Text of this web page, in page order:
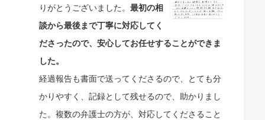
りがとうございました。 最初の相
談から最後まで丁寧に対応してく
ださったので、安心してお任せすることができま
した。
経過報告も書面で送ってくださるので、とても分
かりやすく、記録として残せるので、助かりまし
た。複数の弁護士の方が、対応してくださること